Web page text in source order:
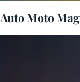
Auto Moto Mag